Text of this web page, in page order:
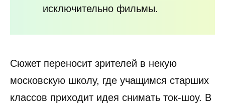
исключительно фильмы.
Сюжет переносит зрителей в некую
московскую школу, где учащимся старших
классов приходит идея снимать ток-шоу. В